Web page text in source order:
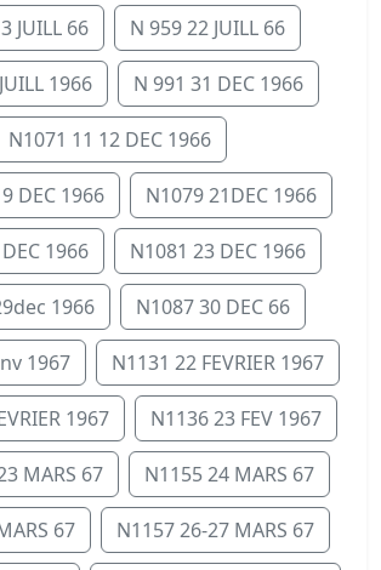
JUILL 66 N 959 22 JUILL 66
1966 N 991 31 DEC 1966
N1071 11 12 DEC 1966
DEC 1966 N1079 21DEC 1966
1966 N1081 23 DEC 1966
1966 N1087 30 DEC 66
1967 N1131 22 FEVRIER 1967
1967 N1136 23 FEV 1967
MARS 67 N1155 24 MARS 67
67 N1157 26-27 MARS 67